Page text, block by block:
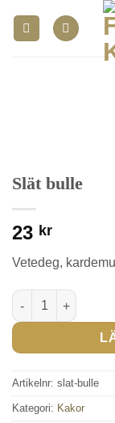
Slät bulle
23 kr
Vetedeg,
Slät bulle mängd
Artikelnr: slat-bulle
Kategori: Kakor